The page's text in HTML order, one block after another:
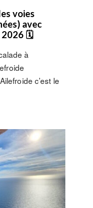
voies
avec
2026 🗓
à
c’est le